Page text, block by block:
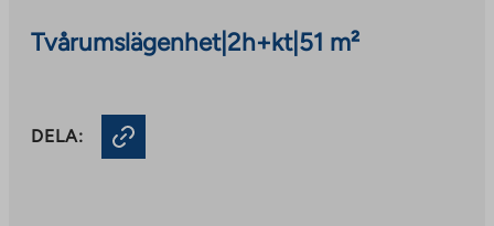
Tvårumslägenhet|2h+kt| 51 m²
DELA: